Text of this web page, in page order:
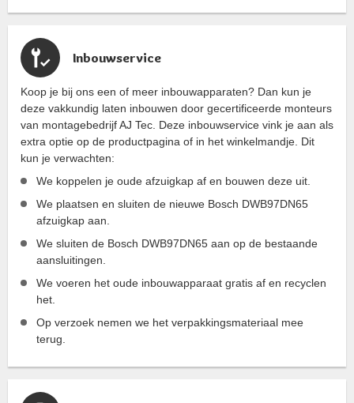
Inbouwservice
Koop je bij ons een of meer inbouwapparaten? Dan kun je
deze vakkundig laten inbouwen door gecertificeerde monteurs
van montagebedrijf AJ Tec. Deze inbouwservice vink je aan als
extra optie op de productpagina of in het winkelmandje. Dit
kun je verwachten:
We koppelen je oude afzuigkap af en bouwen deze uit.
We plaatsen en sluiten de nieuwe Bosch DWB97DN65
afzuigkap aan.
We sluiten de Bosch DWB97DN65 aan op de bestaande
aansluitingen.
We voeren het oude inbouwapparaat gratis af en recyclen
het.
Op verzoek nemen we het verpakkingsmateriaal mee
terug.